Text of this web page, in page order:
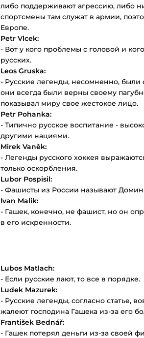
либо поддерживают агрессию, либо
спортсмены там служат в армии,
Европе.
Petr Vlcek:
- Вот у кого проблемы с головой и
русских.
Leos Gruska:
- Русские легенды, несомненно, были
они всегда были верны своему
показывал миру свое жестокое лицо.
Petr Pohanka:
- Типично русское воспитание -
другими нациями.
Mirek Vaněk:
- Легенды русского хоккея
только оскорбления.
Lubor Pospisil:
- Фашисты из России называют
Ivan Malik:
- Гашек, конечно, не фашист, но он
в его искренности.
Lubos Matlach:
- Если русские лают, то все в порядке.
Ludek Mazurek:
- Русские легенды, согласно статье,
жалеют господина Гашека из-за его
František Bednář:
- Гашек потерял деньги из-за своей